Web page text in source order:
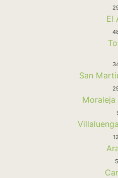
El
San
Moraleja